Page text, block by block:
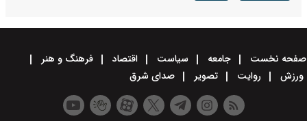
صفحه نخست جامعه سیاست اقتصاد
فرهنگ و هنر
ورزش
روایت تصویر صدای شرق